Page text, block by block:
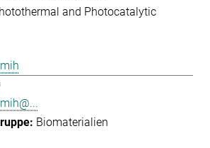
and Photocatalytic
Biomaterialien